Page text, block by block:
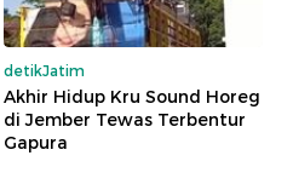
detikJatim
Akhir Hidup Kru Sound Horeg
di Jember Tewas Terbentur
Gapura